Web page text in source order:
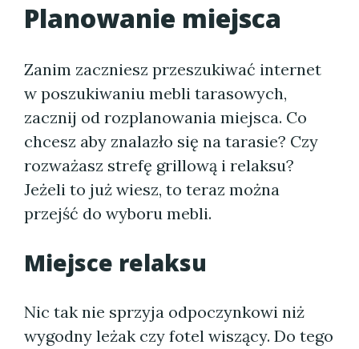
Planowanie miejsca
Zanim zaczniesz przeszukiwać internet
w poszukiwaniu mebli tarasowych,
zacznij od rozplanowania miejsca. Co
chcesz aby znalazło się na tarasie? Czy
rozważasz strefę grillową i relaksu?
Jeżeli to już wiesz, to teraz można
przejść do wyboru mebli.
Miejsce relaksu
Nic tak nie sprzyja odpoczynkowi niż
wygodny leżak czy fotel wiszący. Do tego